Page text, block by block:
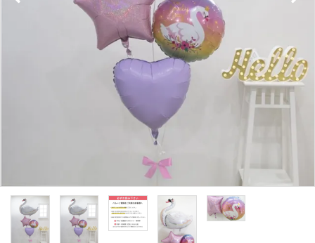
person 新規会員登録